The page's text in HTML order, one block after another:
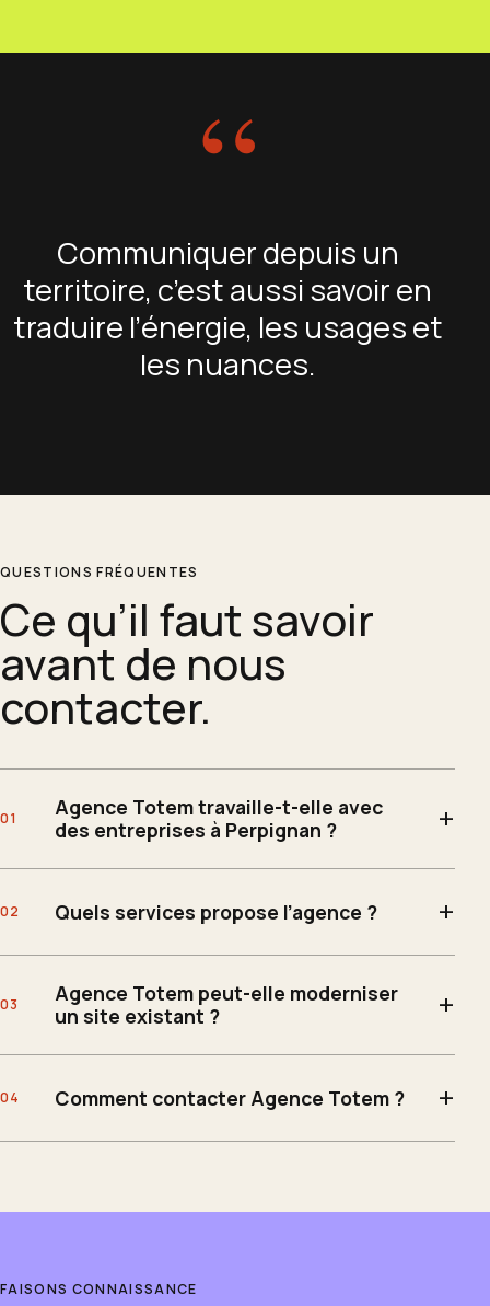
“
Communiquer depuis un
territoire, c’est aussi savoir en
traduire l’énergie, les usages et
les nuances.
QUESTIONS FRÉQUENTES
Ce qu’il faut savoir
avant de nous
contacter.
Agence Totem travaille-t-elle avec
des entreprises à Perpignan ?
Quels services propose l’agence ?
Agence Totem peut-elle moderniser
un site existant ?
Comment contacter Agence Totem ?
FAISONS CONNAISSANCE